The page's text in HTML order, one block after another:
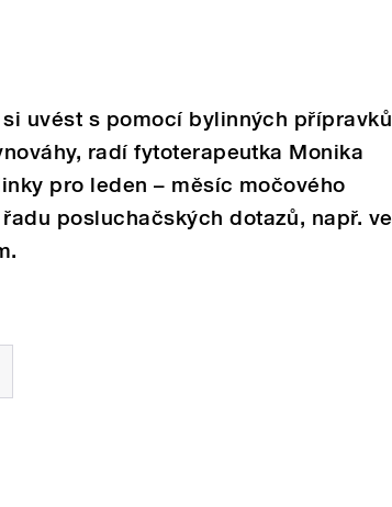
uvést s pomocí bylinných přípravků
radí fytoterapeutka Monika
pro leden – měsíc močového
posluchačských dotazů, např. ve